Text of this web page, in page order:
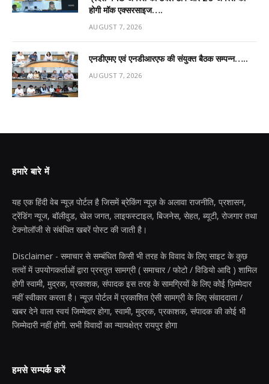
होगी मॉक एक्सरसाइज….
AUGUST 7, 2026
एनडीएमए एवं एनडीआरएफ की संयुक्त बैठक सम्पन्न…..
AUGUST 7, 2026
हमारे बारे में
यह एक हिंदी वेब न्यूज़ पोर्टल है जिसमें ब्रेकिंग न्यूज़ के अलावा राजनीति, प्रशासन,
ट्रेंडिंग न्यूज, बॉलीवुड, खेल जगत, लाइफस्टाइल, बिजनेस, सेहत, ब्यूटी, रोजगार तथा
टेक्नोलॉजी से संबंधित खबरें पोस्ट की जाती है।
Disclaimer - समाचार से सम्बंधित किसी भी तरह के विवाद के लिए साइट के कुछ
तत्वों में उपयोगकर्ताओं द्वारा प्रस्तुत सामग्री ( समाचार / फोटो / विडियो आदि ) शामिल
होगी स्वामी, मुद्रक, प्रकाशक, संपादक इस तरह के सामग्रियों के लिए कोई ज़िम्मेदार
नहीं स्वीकार करता है। न्यूज़ पोर्टल में प्रकाशित ऐसी सामग्री के लिए संवाददाता /
खबर देने वाला स्वयं जिम्मेदार होगा, स्वामी, मुद्रक, प्रकाशक, संपादक की कोई भी
जिम्मेदारी नहीं होगी. सभी विवादों का न्यायक्षेत्र रायपुर होगा
हमसे सम्पर्क करें